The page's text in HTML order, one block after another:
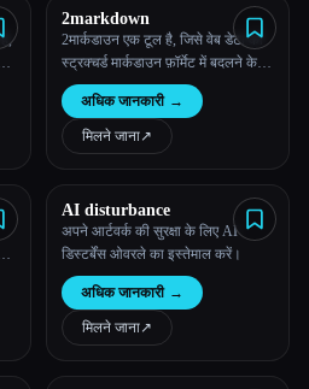
2markdown
2मार्कडाउन एक टूल है, जिसे वेब डेटा को
स्ट्रक्चर्ड मार्कडाउन फ़ॉर्मेट में बदलने के
लिए डिज़ाइन किया गया है, जिसे बड़े भाषा
मॉडल के लिए तैयार किया गया है।
अधिक जानकारी →
मिलने जाना↗︎
AI disturbance
अपने आर्टवर्क की सुरक्षा के लिए AI
डिस्टर्बेंस ओवरले का इस्तेमाल करें।
अधिक जानकारी →
मिलने जाना↗︎